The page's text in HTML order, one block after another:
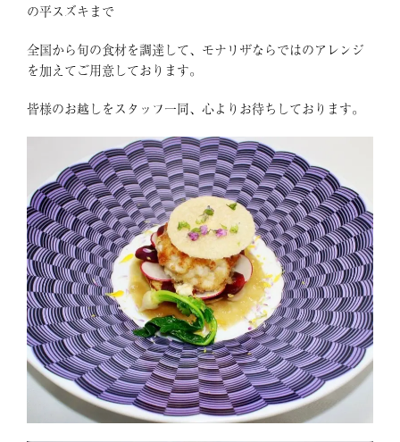
の平スズキまで
全国から旬の食材を調達して、モナリザならではのアレンジ
を加えてご用意しております。
皆様のお越しをスタッフ一同、心よりお待ちしております。